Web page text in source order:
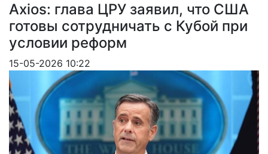
Axios: глава ЦРУ заявил, что США
готовы сотрудничать с Кубой при
условии реформ
15-05-2026 10:22